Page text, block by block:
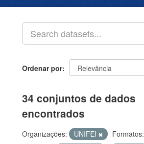
Ordenar por
34 conjuntos de dados
encontrados
Organizações: UNIFEI Formatos: